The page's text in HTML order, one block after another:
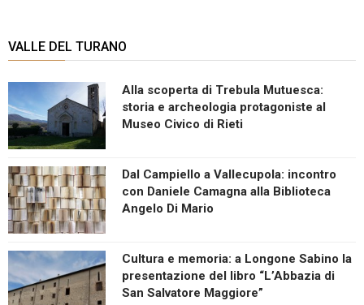
VALLE DEL TURANO
Alla scoperta di Trebula Mutuesca:
storia e archeologia protagoniste al
Museo Civico di Rieti
Dal Campiello a Vallecupola: incontro
con Daniele Camagna alla Biblioteca
Angelo Di Mario
Cultura e memoria: a Longone Sabino la
presentazione del libro “L’Abbazia di
San Salvatore Maggiore”